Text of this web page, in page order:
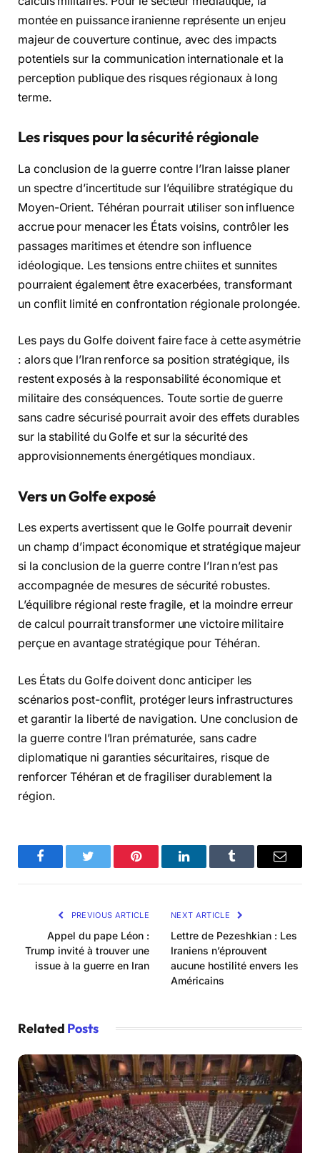
montée en puissance iranienne représente un enjeu
majeur de couverture continue, avec des impacts
potentiels sur la communication internationale et la
perception publique des risques régionaux à long
terme.
Les risques pour la sécurité régionale
La conclusion de la guerre contre l’Iran laisse planer
un spectre d’incertitude sur l’équilibre stratégique du
Moyen-Orient. Téhéran pourrait utiliser son influence
accrue pour menacer les États voisins, contrôler les
passages maritimes et étendre son influence
idéologique. Les tensions entre chiites et sunnites
pourraient également être exacerbées, transformant
un conflit limité en confrontation régionale prolongée.
Les pays du Golfe doivent faire face à cette asymétrie
: alors que l’Iran renforce sa position stratégique, ils
restent exposés à la responsabilité économique et
militaire des conséquences. Toute sortie de guerre
sans cadre sécurisé pourrait avoir des effets durables
sur la stabilité du Golfe et sur la sécurité des
approvisionnements énergétiques mondiaux.
Vers un Golfe exposé
Les experts avertissent que le Golfe pourrait devenir
un champ d’impact économique et stratégique majeur
si la conclusion de la guerre contre l’Iran n’est pas
accompagnée de mesures de sécurité robustes.
L’équilibre régional reste fragile, et la moindre erreur
de calcul pourrait transformer une victoire militaire
perçue en avantage stratégique pour Téhéran.
Les États du Golfe doivent donc anticiper les
scénarios post-conflit, protéger leurs infrastructures
et garantir la liberté de navigation. Une conclusion de
la guerre contre l’Iran prématurée, sans cadre
diplomatique ni garanties sécuritaires, risque de
renforcer Téhéran et de fragiliser durablement la
région.
FacebookTwitter Pinterest LinkedInTumblr Email
PREVIOUS ARTICLE
Appel du pape Léon :
Trump invité à trouver une
issue à la guerre en Iran
NEXT ARTICLE
Lettre de Pezeshkian : Les
Iraniens n’éprouvent
aucune hostilité envers les
Américains
Related Posts